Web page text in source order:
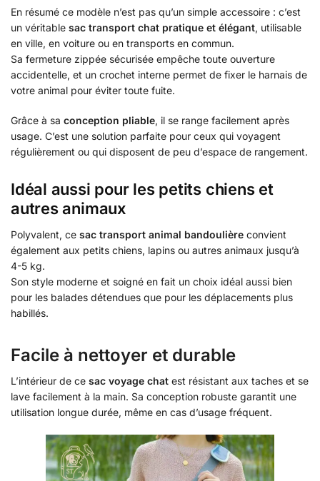
En résumé ce modèle n’est pas qu’un simple accessoire : c’est
un véritable sac transport chat pratique et élégant, utilisable
en ville, en voiture ou en transports en commun.
Sa fermeture zippée sécurisée empêche toute ouverture
accidentelle, et un crochet interne permet de fixer le harnais de
votre animal pour éviter toute fuite.
Grâce à sa conception pliable, il se range facilement après
usage. C’est une solution parfaite pour ceux qui voyagent
régulièrement ou qui disposent de peu d’espace de rangement.
Idéal aussi pour les petits chiens et
autres animaux
Polyvalent, ce sac transport animal bandoulière convient
également aux petits chiens, lapins ou autres animaux jusqu’à
4-5 kg.
Son style moderne et soigné en fait un choix idéal aussi bien
pour les balades détendues que pour les déplacements plus
habillés.
Facile à nettoyer et durable
L’intérieur de ce sac voyage chat est résistant aux taches et se
lave facilement à la main. Sa conception robuste garantit une
utilisation longue durée, même en cas d’usage fréquent.